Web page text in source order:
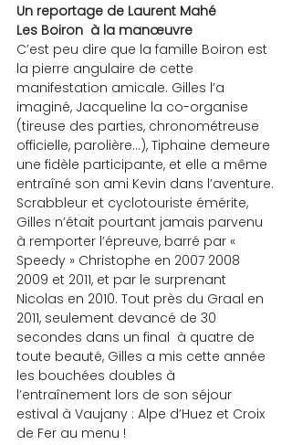
Un reportage de Laurent Mahé
Les Boiron  à la manœuvre
C’est peu dire que la famille Boiron est
la pierre angulaire de cette
manifestation amicale. Gilles l’a
imaginé, Jacqueline la co-organise
(tireuse des parties, chronométreuse
officielle, parolière…), Tiphaine demeure
une fidèle participante, et elle a même
entraîné son ami Kevin dans l’aventure.
Scrabbleur et cyclotouriste émérite,
Gilles n’était pourtant jamais parvenu
à remporter l’épreuve, barré par «
Speedy » Christophe en 2007 2008
2009 et 2011, et par le surprenant
Nicolas en 2010. Tout près du Graal en
2011, seulement devancé de 30
secondes dans un final  à quatre de
toute beauté, Gilles a mis cette année
les bouchées doubles à
l’entraînement lors de son séjour
estival à Vaujany : Alpe d’Huez et Croix
de Fer au menu !